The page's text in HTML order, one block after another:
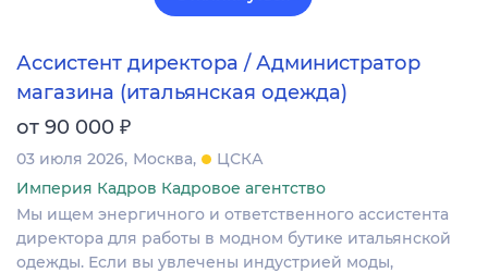
Ассистент директора / Администратор
магазина (итальянская одежда)
от 90 000 ₽
03 июля 2026 Москва
ЦСКА
Империя Кадров Кадровое агентство
Мы ищем энергичного и ответственного ассистента
директора для работы в модном бутике итальянской
одежды. Если вы увлечены индустрией моды,